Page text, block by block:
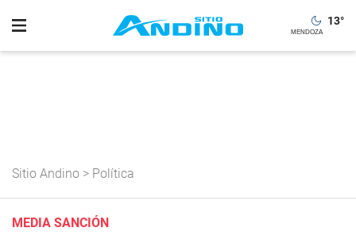
13°
Sitio Andino > Política
MEDIA SANCIÓN